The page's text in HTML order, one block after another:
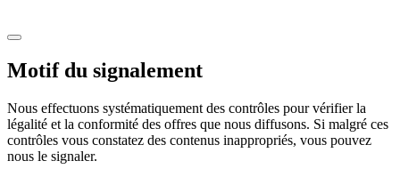
Motif du signalement
Nous effectuons systématiquement des contrôles pour vérifier la
légalité et la conformité des offres que nous diffusons. Si malgré ces
contrôles vous constatez des contenus inappropriés, vous pouvez
nous le signaler.